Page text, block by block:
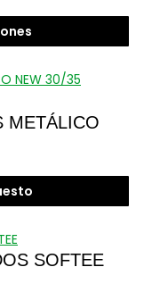
METÁLICO
SOFTEE